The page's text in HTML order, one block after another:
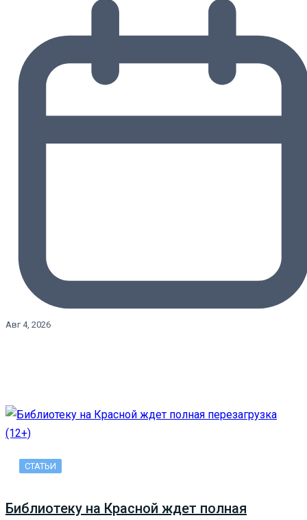
Авг 4, 2026
СТАТЬИ
Библиотеку на Красной ждет полная